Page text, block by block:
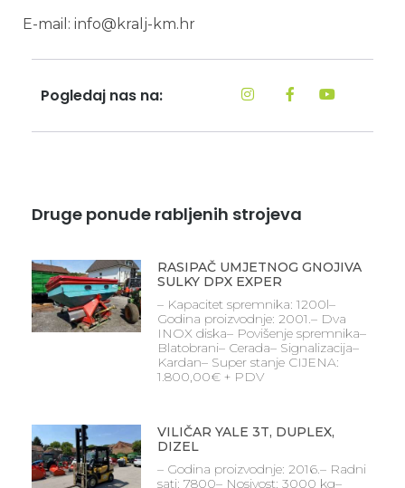
E-mail: info@kralj-km.hr
Pogledaj nas na:
Druge ponude rabljenih strojeva
RASIPAČ UMJETNOG GNOJIVA
SULKY DPX EXPER
– Kapacitet spremnika: 1200l–
Godina proizvodnje: 2001.– Dva
INOX diska– Povišenje spremnika–
Blatobrani– Cerada– Signalizacija–
Kardan– Super stanje CIJENA:
1.800,00€ + PDV
VILIČAR YALE 3T, DUPLEX,
DIZEL
– Godina proizvodnje: 2016.– Radni
sati: 7800– Nosivost: 3000 kg–